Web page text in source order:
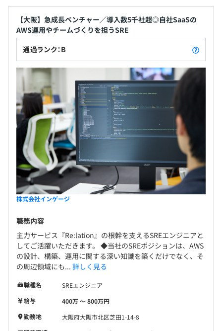
【大阪】急成長ベンチャー／導入数5千社超◎自社SaaSの
AWS運用やチームづくりを担うSRE
通過ランク：B
株式会社インゲージ
職務内容
主力サービス『Re:lation』の根幹を支えるSREエンジニアと
してご活躍いただきます。 ◆当社のSREポジションは、AWS
の設計、構築、運用に関する深い知識を築くだけでなく、そ
の周辺領域にも... 詳しく見る
職種名
SREエンジニア
給与
400万 〜 800万円
勤務地
大阪府大阪市北区芝田1-14-8